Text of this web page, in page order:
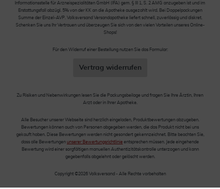
Informationsstelle für Arzneispezialitäten GmbH (IFA) gem. § III 1, S. 2 AMG anzugeben ist und im
Erstattungsfall abzügl. 5% von der KK an die Apotheke ausgezahlt wird. Bei Doppelpackungen
Summe der Einzel-AVP. Volksversand Versandapotheke liefert schnell, zuverlässig und diskret.
Schenken Sie uns Ihr Vertrauen und überzeugen Sie sich von den vielen Vorteilen unseres Online-
Shops!
Für den Widerruf einer Bestellung nutzen Sie das Formular:
Vertrag widerrufen
Zu Risiken und Nebenwirkungen lesen Sie die Packungsbeilage und fragen Sie Ihre Ärztin, Ihren
Arzt oder in Ihrer Apotheke.
Alle Besucher unserer Webseite sind herzlich eingeladen, Produktbewertungen abzugeben.
Bewertungen können auch von Personen abgegeben werden, die das Produkt nicht bei uns
gekauft haben. Diese Bewertungen werden nicht gesondert gekennzeichnet. Bitte beachten Sie,
dass alle Bewertungen unserer Bewertungsrichtlinie entsprechen müssen. Jede eingehende
Bewertung wird einer sorgfältigen manuellen Authentizitätskontrolle unterzogen und kann
gegebenfalls abgelehnt oder gelöscht werden.
Copyright ©2026 Volksversand - Alle Rechte vorbehalten